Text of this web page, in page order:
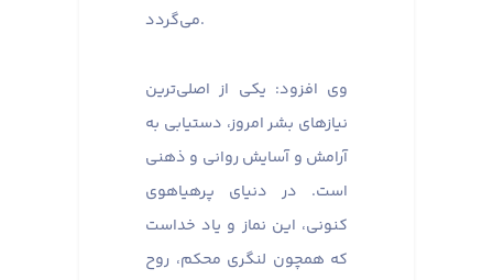
می‌گردد.
وی افزود: یکی از اصلی‌ترین
نیازهای بشر امروز، دستیابی به
آرامش و آسایش روانی و ذهنی
است. در دنیای پرهیاهوی
کنونی، این نماز و یاد خداست
که همچون لنگری محکم، روح